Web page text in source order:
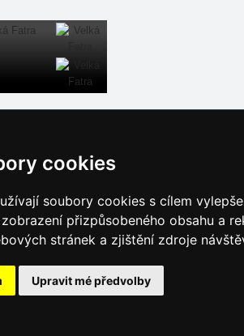
cookies
soubory cookies s cílem
přizpůsobeného obsahu a
stránek a zjištění zdroje
Upravit mé předvolby
České hory
Chorvatsko